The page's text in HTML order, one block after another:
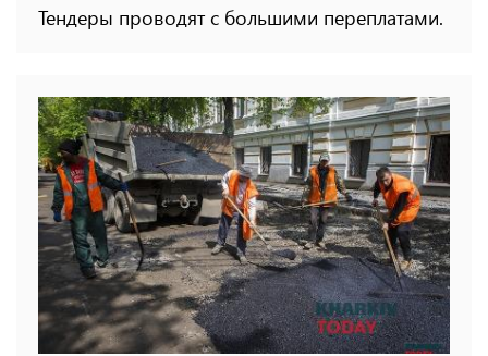
Тендеры проводят с большими переплатами.